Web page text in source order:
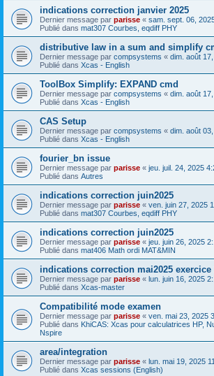
indications correction janvier 2025
Dernier message par parisse « sam. sept. 06,
Publié dans mat307 Courbes, eqdiff PHY
distributive law in a sum and simplify
Dernier message par compsystems « dim. août
Publié dans Xcas - English
ToolBox Simplify: EXPAND cmd
Dernier message par compsystems « dim. août
Publié dans Xcas - English
CAS Setup
Dernier message par compsystems « dim. août
Publié dans Xcas - English
fourier_bn issue
Dernier message par parisse « jeu. juil. 24, 2025
Publié dans Autres
indications correction juin2025
Dernier message par parisse « ven. juin 27, 2025
Publié dans mat307 Courbes, eqdiff PHY
indications correction juin2025
Dernier message par parisse « jeu. juin 26, 2025
Publié dans mat406 Math ordi MAT&MIN
indications correction mai2025 exercice
Dernier message par parisse « lun. juin 16, 2025
Publié dans Xcas-master
Compatibilité mode examen
Dernier message par parisse « ven. mai 23, 2025
Publié dans KhiCAS: Xcas pour calculatrices HP,
Nspire
area/integration
Dernier message par parisse « lun. mai 19, 2025
Publié dans Xcas sessions (English)